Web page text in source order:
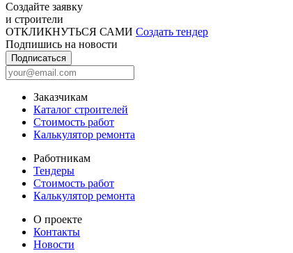
Создайте заявку
и строители
ОТКЛИКНУТЬСЯ САМИ Создать тендер
Подпишись на новости
Подписаться
Заказчикам
Каталог строителей
Стоимость работ
Калькулятор ремонта
Работникам
Тендеры
Стоимость работ
Калькулятор ремонта
О проекте
Контакты
Новости